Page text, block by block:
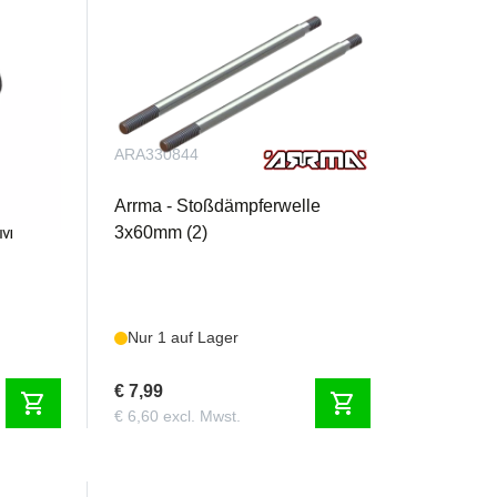
shopping_cart
ARA330844
Arrma - Stoßdämpferwelle
3x60mm (2)
Nur 1 auf Lager
€ 7,99
€ 6,60 excl. Mwst. shopping_cart